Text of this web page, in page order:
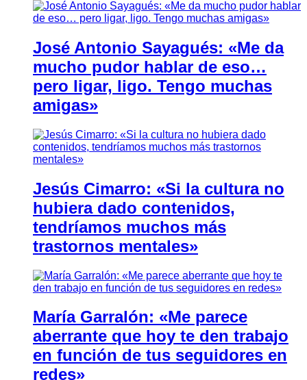
José Antonio Sayagués: «Me da
mucho pudor hablar de eso…
pero ligar, ligo. Tengo muchas
amigas»
Jesús Cimarro: «Si la cultura no
hubiera dado contenidos,
tendríamos muchos más
trastornos mentales»
María Garralón: «Me parece
aberrante que hoy te den trabajo
en función de tus seguidores en
redes»